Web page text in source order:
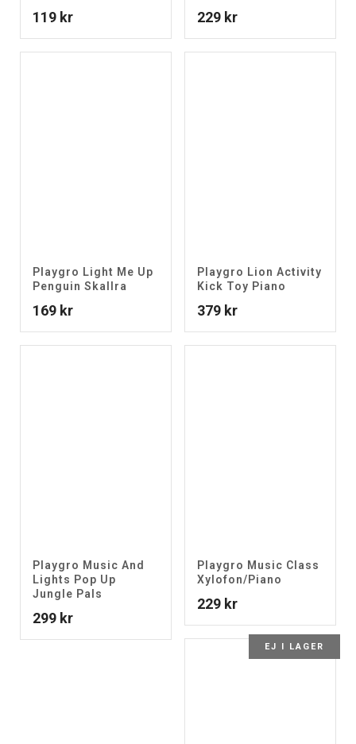
119 kr 229 kr
Playgro Light Me Up
Penguin Skallra
169 kr
Playgro Lion Activity
Kick Toy Piano
379 kr
Playgro Music And
Lights Pop Up
Jungle Pals
299 kr
Playgro Music Class
Xylofon/Piano
229 kr
EJ I LAGER